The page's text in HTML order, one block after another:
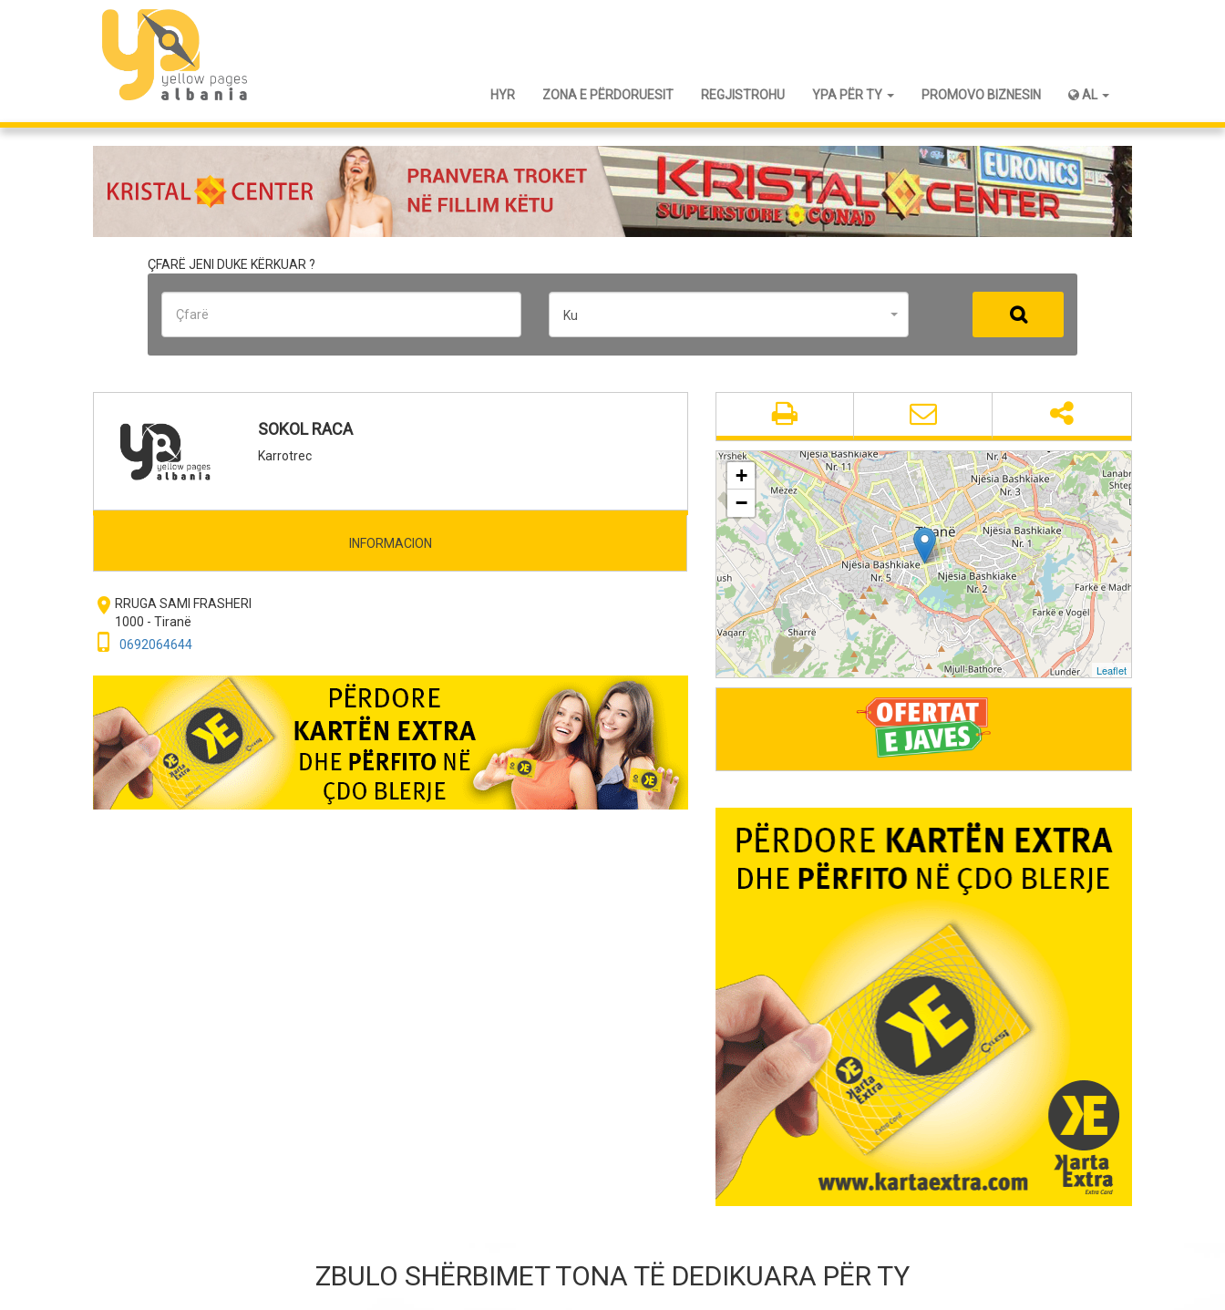
HYR ZONA E PËRDORUESIT REGJISTROHU YPA PËR TY PROMOVO BIZNESIN AL
ÇFARË JENI DUKE KËRKUAR ?
Ku
SOKOL RACA
Karrotrec
INFORMACION
room RRUGA SAMI FRASHERI
1000 - Tiranë
phone_iphone 0692064644
+
−
Leaflet
ZBULO SHËRBIMET TONA TË DEDIKUARA PËR TY